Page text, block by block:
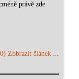
právě zde
Zobrazit článek ...